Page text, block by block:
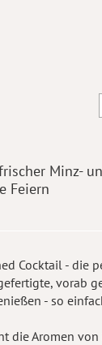
Minz-
Feiern
Cocktail -
vorab
- so
die Aromen